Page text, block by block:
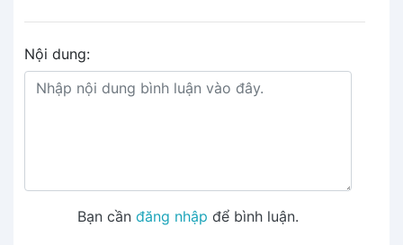
Nội dung:
Bạn cần đăng nhập để bình luận.